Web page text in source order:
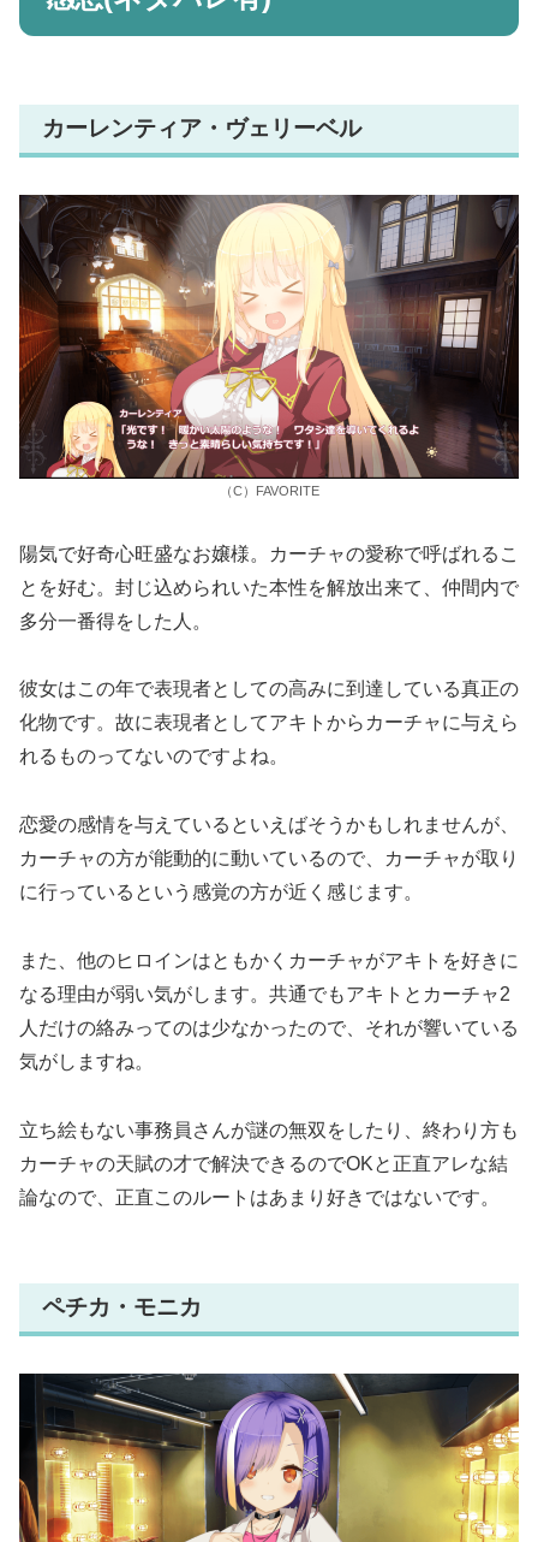
カーレンティア・ヴェリーベル
（C）FAVORITE
陽気で好奇心旺盛なお嬢様。カーチャの愛称で呼ばれるこ
とを好む。封じ込められいた本性を解放出来て、仲間内で
多分一番得をした人。
彼女はこの年で表現者としての高みに到達している真正の
化物です。故に表現者としてアキトからカーチャに与えら
れるものってないのですよね。
恋愛の感情を与えているといえばそうかもしれませんが、
カーチャの方が能動的に動いているので、カーチャが取り
に行っているという感覚の方が近く感じます。
また、他のヒロインはともかくカーチャがアキトを好きに
なる理由が弱い気がします。共通でもアキトとカーチャ2
人だけの絡みってのは少なかったので、それが響いている
気がしますね。
立ち絵もない事務員さんが謎の無双をしたり、終わり方も
カーチャの天賦の才で解決できるのでOKと正直アレな結
論なので、正直このルートはあまり好きではないです。
ペチカ・モニカ